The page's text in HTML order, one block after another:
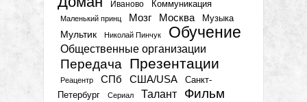
Иваново Коммуникация
Маленький принц Мозг Москва Музыка
Мультик Николай Пинчук Обучение
Общественные организации
Передача Презентации
Реацентр СПб США/USA
Санкт-
Петербург
Сериал Талант Фильм